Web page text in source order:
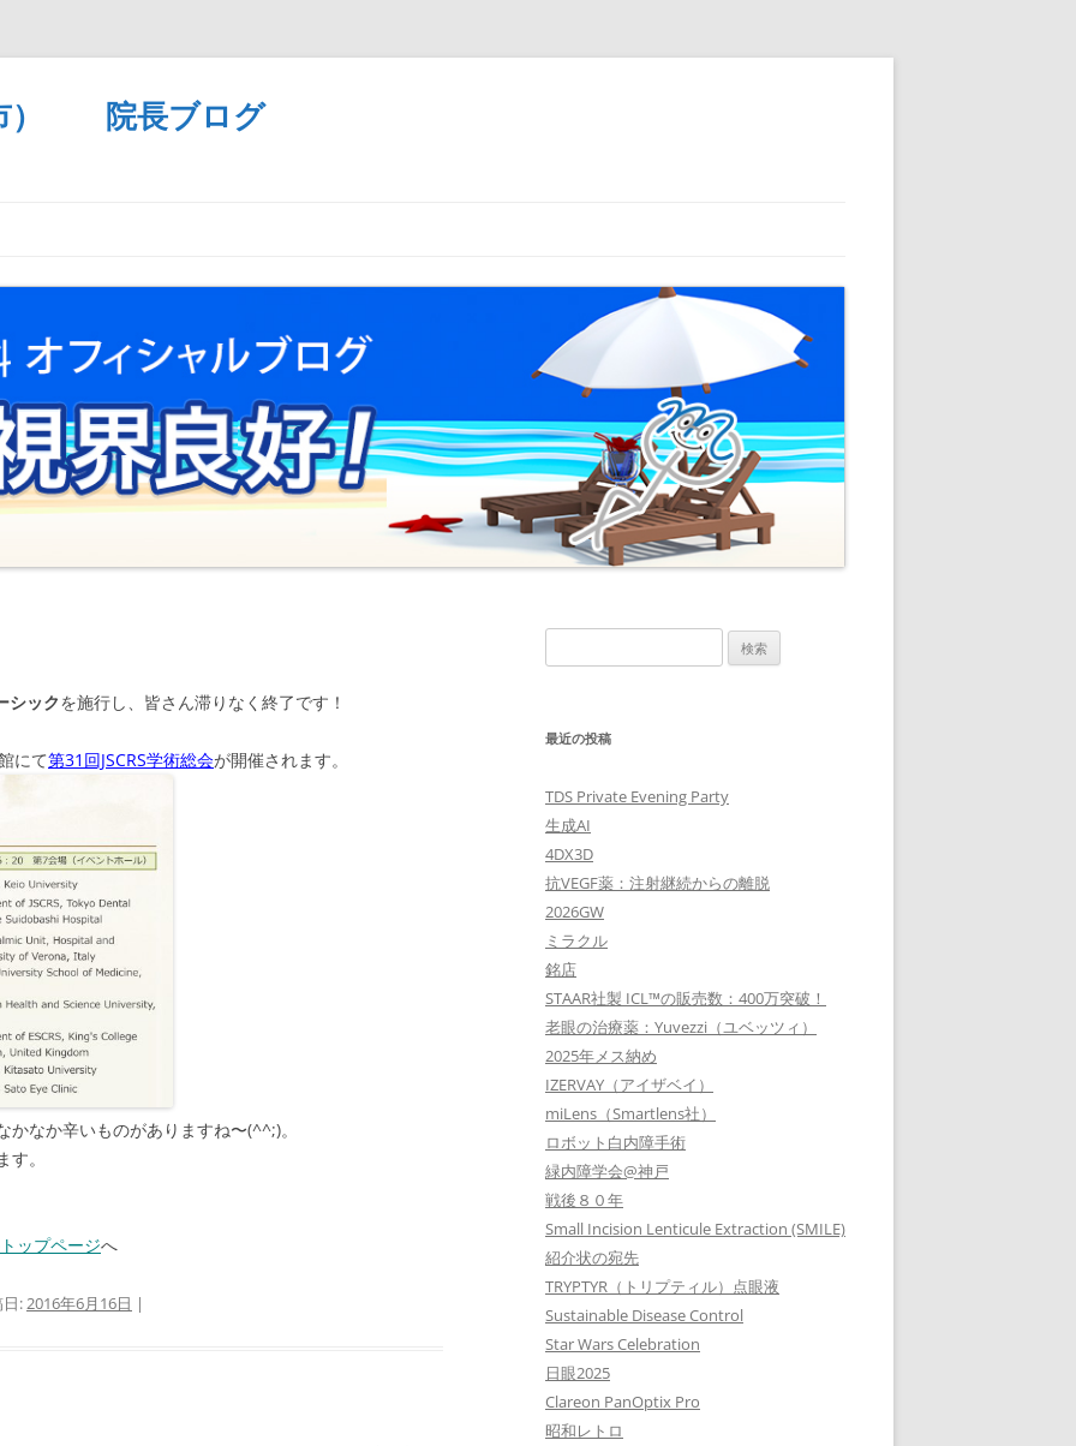
） 院長ブログ
シックを施行し、皆さん滞りなく終了です！
にて第31回JSCRS学術総会が開催されます。
なか辛いものがありますね〜(^^;)。
。
ップページへ
:2016年6月16日 |
索:
最近の投稿
TDS Private Evening Party
生成AI
4DX3D
抗VEGF薬：注射継続からの離脱
2026GW
ミラクル
銘店
STAAR社製 ICL™の販売数：400万突破！
老眼の治療薬：Yuvezzi（ユベッツィ）
2025年メス納め
IZERVAY（アイザベイ）
miLens（Smartlens社）
ロボット白内障手術
緑内障学会@神戸
戦後８０年
Small Incision Lenticule Extraction (SMILE)
紹介状の宛先
TRYPTYR（トリプティル）点眼液
Sustainable Disease Control
Star Wars Celebration
日眼2025
Clareon PanOptix Pro
昭和レトロ